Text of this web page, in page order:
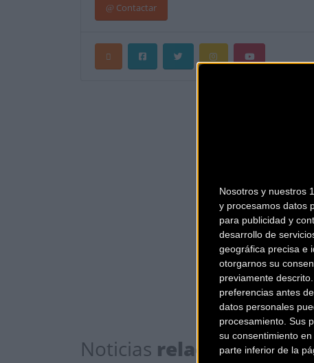
Nosotros y nuestros
y procesamos datos
para publicidad y
desarrollo de
geográfica precisa e
otorgarnos su
previamente
preferencias antes
datos personales
procesamiento. Sus
su consentimiento
parte inferior de la
Contactar
Noticias relacionadas